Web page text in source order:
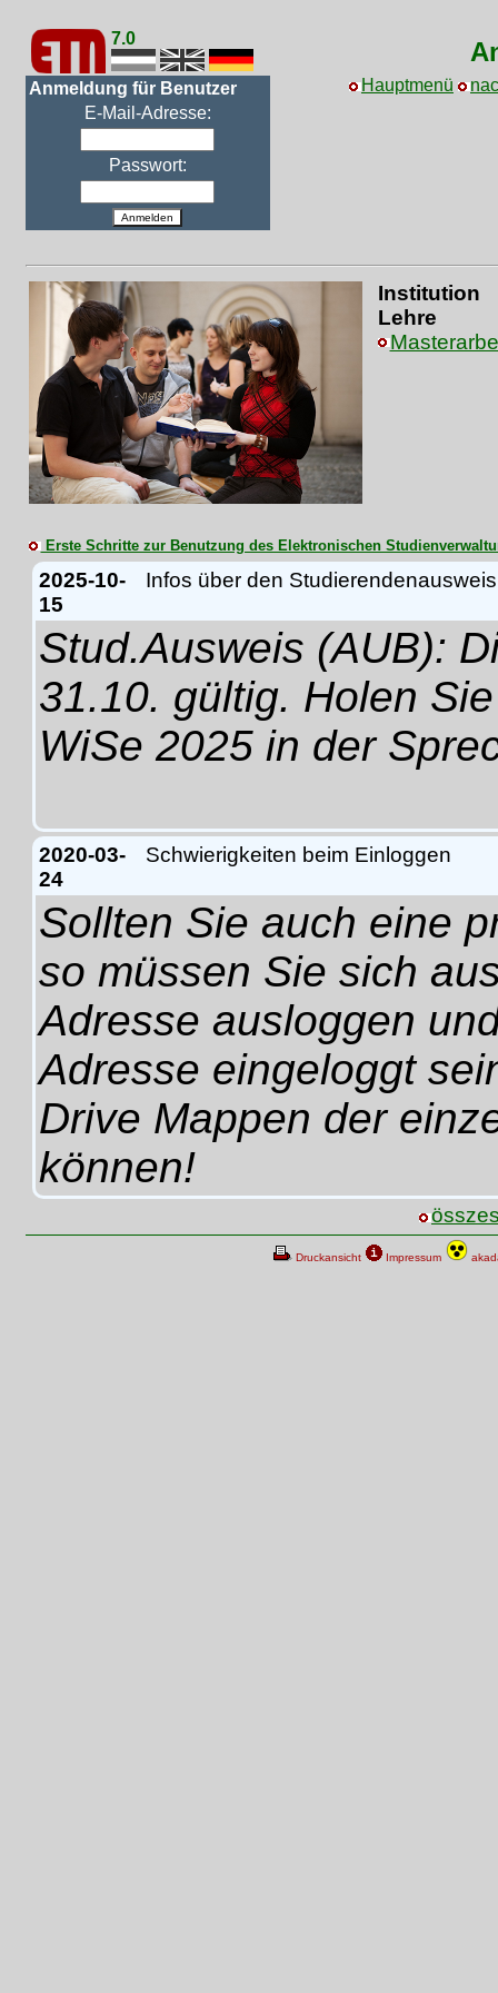
7.0
Anmeldung für Benutzer
E-Mail-Adresse:
Passwort:
Anmelden
Hauptmenü
Institution
Lehre
Erste Schritte zur Benutzung des Elektronischen
2025-10-
15
Infos über den
Stud.Ausweis (AUB):
31.10. gültig. Holen
WiSe 2025 in der
2020-03-
24
Schwierigkeiten beim Einloggen
Sollten Sie auch eine
so müssen Sie sich
Adresse ausloggen
Adresse eingeloggt
Drive Mappen der
können!
Druckansicht Impressum